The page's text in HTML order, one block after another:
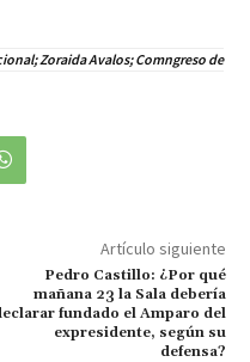
Zoraida Avalos; Comngreso de
Artículo siguiente
Pedro Castillo: ¿Por qué
mañana 23 la Sala debería
fundado el Amparo del
expresidente, según su
defensa?